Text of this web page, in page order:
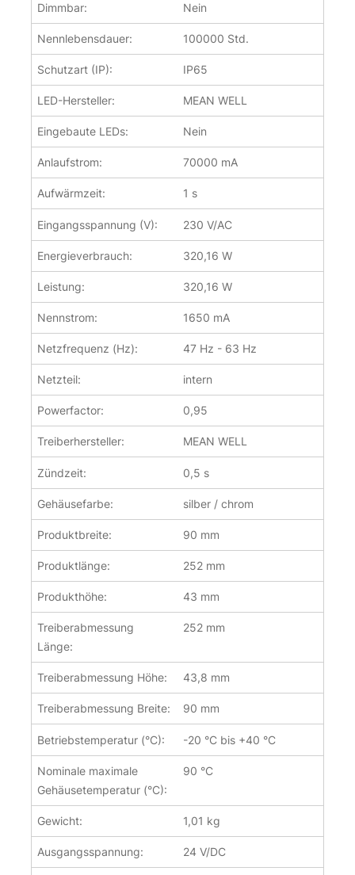
Dimmbar: Nein
Nennlebensdauer: 100000 Std.
Schutzart (IP): IP65
LED-Hersteller: MEAN WELL
Eingebaute LEDs: Nein
Anlaufstrom: 70000 mA
Aufwärmzeit: 1 s
Eingangsspannung (V): 230 V/AC
Energieverbrauch: 320,16 W
Leistung: 320,16 W
Nennstrom: 1650 mA
Netzfrequenz (Hz): 47 Hz - 63 Hz
Netzteil: intern
Powerfactor: 0,95
Treiberhersteller: MEAN WELL
Zündzeit: 0,5 s
Gehäusefarbe: silber / chrom
Produktbreite: 90 mm
Produktlänge: 252 mm
Produkthöhe: 43 mm
Treiberabmessung
Länge:
252 mm
Treiberabmessung Höhe: 43,8 mm
Treiberabmessung Breite: 90 mm
Betriebstemperatur (°C): -20 °C bis +40 °C
Nominale maximale
Gehäusetemperatur (°C):
90 °C
Gewicht: 1,01 kg
Ausgangsspannung: 24 V/DC